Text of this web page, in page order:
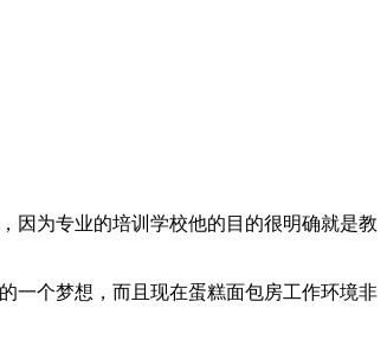
因为专业的培训学校他的目的很明确就是教
一个梦想，而且现在蛋糕面包房工作环境非